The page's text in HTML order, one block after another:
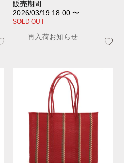
販売期間
2026/03/19 18:00 〜
SOLD OUT
再入荷お知らせ